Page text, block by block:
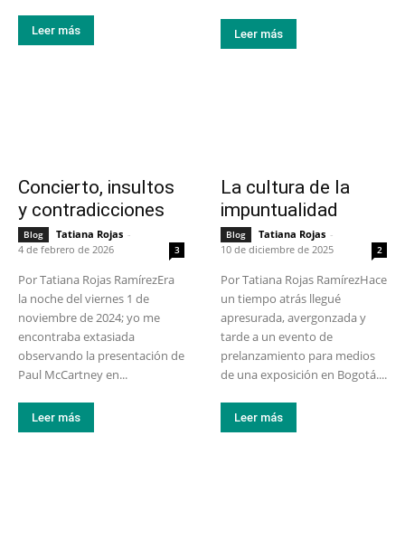
Leer más Leer más
Concierto, insultos
y contradicciones
Blog Tatiana Rojas -
4 de febrero de 2026
3
Por Tatiana Rojas RamírezEra
la noche del viernes 1 de
noviembre de 2024; yo me
encontraba extasiada
observando la presentación de
Paul McCartney en...
Leer más
La cultura de la
impuntualidad
Blog Tatiana Rojas -
10 de diciembre de 2025
2
Por Tatiana Rojas RamírezHace
un tiempo atrás llegué
apresurada, avergonzada y
tarde a un evento de
prelanzamiento para medios
de una exposición en Bogotá....
Leer más